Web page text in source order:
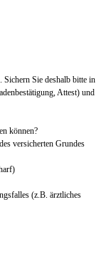
Sichern Sie deshalb bitte in
Attest) und
können?
versicherten Grundes
(z.B. ärztliches